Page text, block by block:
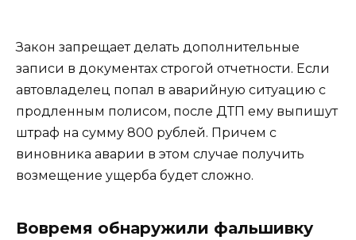
Закон запрещает делать дополнительные
записи в документах строгой отчетности. Если
автовладелец попал в аварийную ситуацию с
продленным полисом, после ДТП ему выпишут
штраф на сумму 800 рублей. Причем с
виновника аварии в этом случае получить
возмещение ущерба будет сложно.
Вовремя обнаружили фальшивку